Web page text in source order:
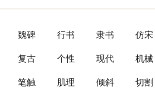
魏碑 行书 隶书 仿宋
常规书写·硬笔 衬线体 无衬线体
复古 个性 现代 机械
豪放 新中式 民族风
笔触 肌理 倾斜 切割